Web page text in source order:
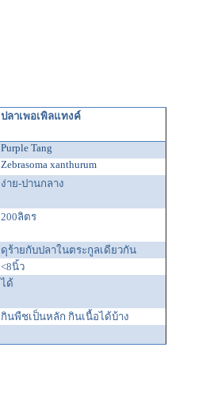
ปลาเพอเพิลแทงค์
Purple Tang
Zebrasoma xanthurum
ง่าย-ปานกลาง
200ลิตร
ดุร้ายกับปลาในตระกูลเดียวกัน
<8นิ้ว
ได้
กินพืชเป็นหลัก กินเนื้อได้บ้าง